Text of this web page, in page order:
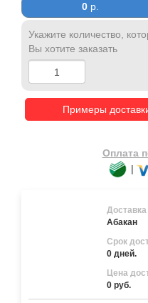
0 р.
Укажите количество,
Вы хотите заказать
Примеры
Оплата
|
Абакан
Срок
0 дней.
Цена
0 руб.